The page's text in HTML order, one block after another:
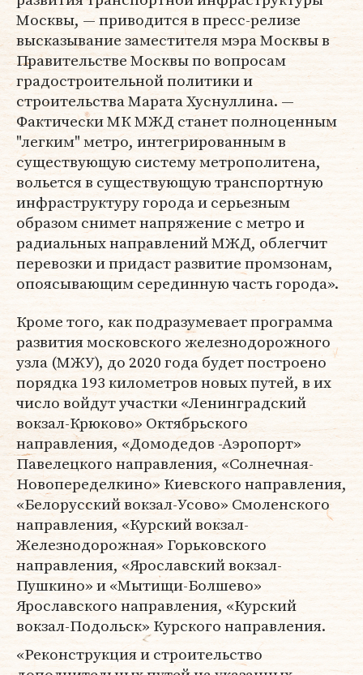
Москвы, — приводится в пресс-релизе
высказывание заместителя мэра Москвы в
Правительстве Москвы по вопросам
градостроительной политики и
строительства Марата Хуснуллина. —
Фактически МК МЖД станет полноценным
"легким" метро, интегрированным в
существующую систему метрополитена,
вольется в существующую транспортную
инфраструктуру города и серьезным
образом снимет напряжение с метро и
радиальных направлений МЖД, облегчит
перевозки и придаст развитие промзонам,
опоясывающим серединную часть города».
Кроме того, как подразумевает программа
развития московского железнодорожного
узла (МЖУ), до 2020 года будет построено
порядка 193 километров новых путей, в их
число войдут участки «Ленинградский
вокзал-Крюково» Октябрьского
направления, «Домодедов -Аэропорт»
Павелецкого направления, «Солнечная-
Новопеределкино» Киевского направления,
«Белорусский вокзал-Усово» Смоленского
направления, «Курский вокзал-
Железнодорожная» Горьковского
направления, «Ярославский вокзал-
Пушкино» и «Мытищи-Болшево»
Ярославского направления, «Курский
вокзал-Подольск» Курского направления.
«Реконструкция и строительство